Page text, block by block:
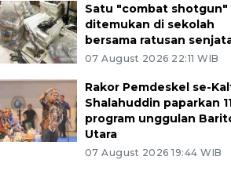
Satu "combat shotgun"
ditemukan di sekolah
bersama ratusan
07 August 2026 22:11 WIB
Rakor Pemdeskel se-
Shalahuddin paparkan
program unggulan
Utara
07 August 2026 19:44 WIB